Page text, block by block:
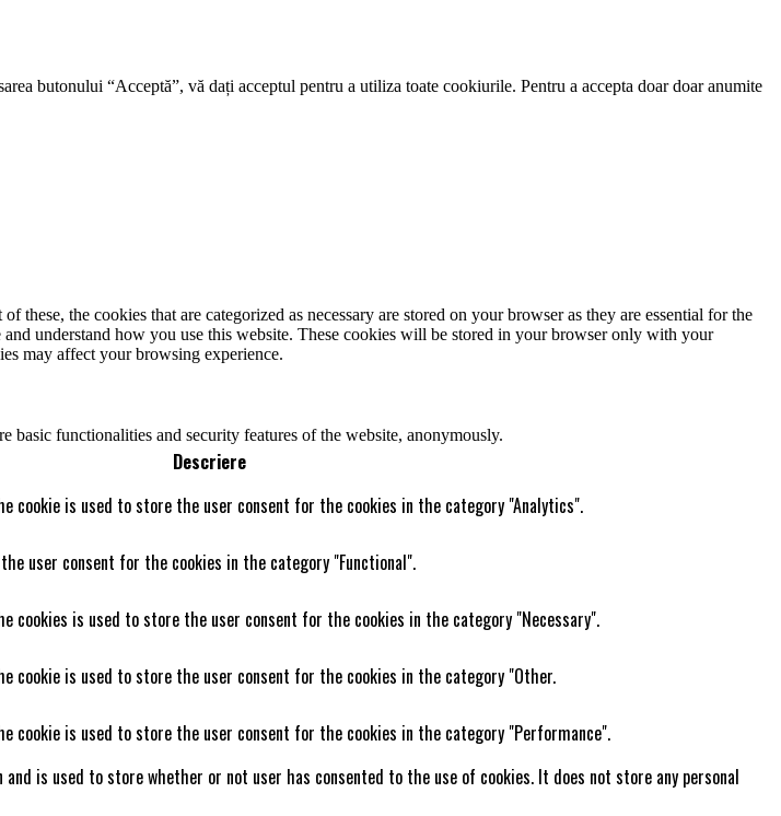
butonului “Acceptă”, vă dați acceptul pentru a utiliza toate cookiurile. Pentru a accepta doar doar anumite
the cookies that are categorized as necessary are stored on your browser as they are essential for the
understand how you use this website. These cookies will be stored in your browser only with your
may affect your browsing experience.
basic functionalities and security features of the website, anonymously.
Descriere
cookie is used to store the user consent for the cookies in the category "Analytics".
user consent for the cookies in the category "Functional".
cookies is used to store the user consent for the cookies in the category "Necessary".
cookie is used to store the user consent for the cookies in the category "Other.
cookie is used to store the user consent for the cookies in the category "Performance".
and is used to store whether or not user has consented to the use of cookies. It does not store any personal